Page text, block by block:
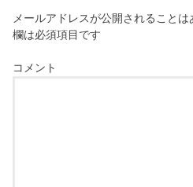
メールアドレスが公開されることは
欄は必須項目です
コメント